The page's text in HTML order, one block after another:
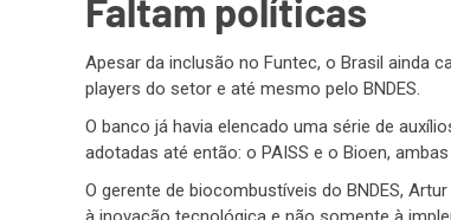
Faltam políticas
Apesar da inclusão no Funtec, o Brasil ainda
players do setor e até mesmo pelo BNDES.
O banco já havia elencado uma série de
adotadas até então: o PAISS e o Bioen,
O gerente de biocombustíveis do BNDES,